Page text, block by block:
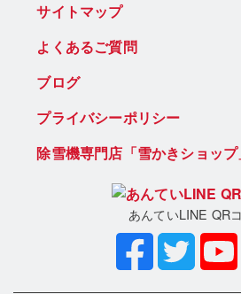
サイトマップ
よくあるご質問
ブログ
プライバシーポリシー
除雪機専門店「雪かきショップ
あんていLINE QR